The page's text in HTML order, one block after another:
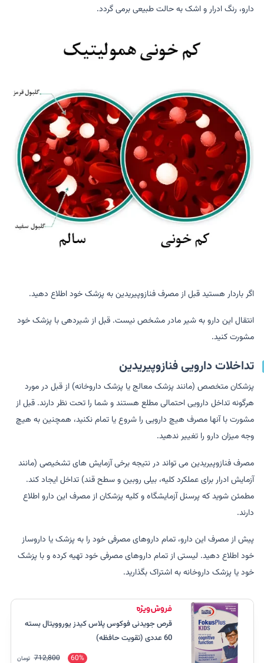
دارو، رنگ ادرار و اشک به حالت طبیعی برمی گردد.
اگر باردار هستید قبل از مصرف فنازوپیریدین به پزشک خود اطلاع دهید.
انتقال این دارو به شیر مادر مشخص نیست. قبل از شیردهی با پزشک خود
مشورت کنید.
تداخلات دارویی فنازوپیریدین
پزشکان متخصص (مانند پزشک معالج یا پزشک داروخانه) از قبل در مورد
هرگونه تداخل دارویی احتمالی مطلع هستند و شما را تحت نظر دارند. قبل از
مشورت با آنها مصرف هیچ دارویی را شروع یا تمام نکنید، همچنین به هیچ
وجه میزان دارو را تغییر ندهید.
مصرف فنازوپیریدین می تواند در نتیجه برخی آزمایش های تشخیصی (مانند
آزمایش ادرار برای عملکرد کلیه، بیلی روبین و سطح قند) تداخل ایجاد کند.
مطمئن شوید که پرسنل آزمایشگاه و کلیه پزشکان از مصرف این دارو اطلاع
دارند.
پیش از مصرف این دارو، تمام داروهای مصرفی خود را به پزشک یا داروساز
خود اطلاع دهید. لیستی از تمام داروهای مصرفی خود تهیه کرده و با پزشک
خود یا پزشک داروخانه به اشتراک بگذارید.
قرص جویدنی فوکوس پلاس کیدز یوروویتال بسته
60 عددی (تقویت حافظه)
60%
712,800 تومان